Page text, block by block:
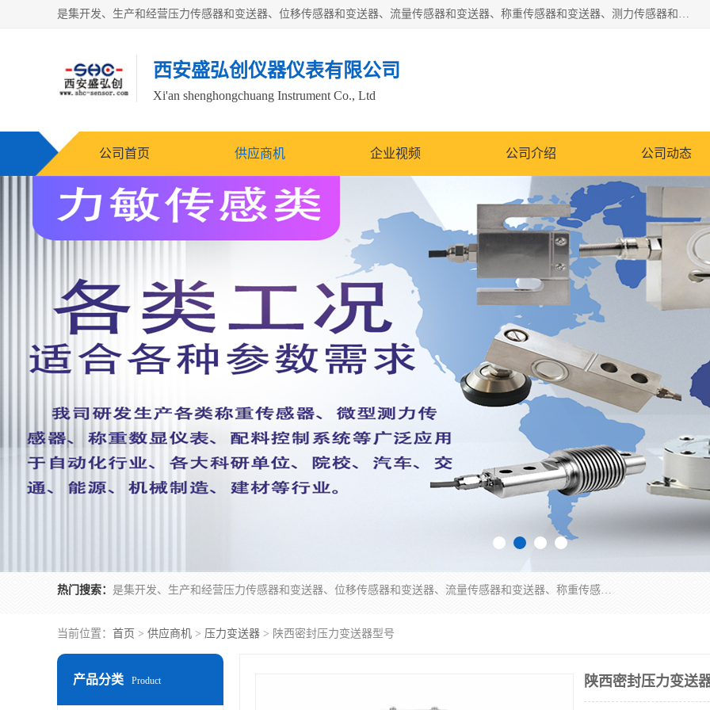
是集开发、生产和经营压力传感器和变送器、位移传感器和变送器、流量传感器和变送器、称重传感器和变送器、测力传感器和变送器、温湿度传感器和变送器、扭矩传感器、智能数显控制仪表等产品的化高新技术企业。
西安盛弘创仪器仪表有限公司
Xi'an shenghongchuang Instrument Co., Ltd
公司首页 供应商机 企业视频 公司介绍 公司动态
热门搜索： 是集开发、生产和经营压力传感器和变送器、位移传感器和变送器、流量传感器和变送器、称重传感器和变送器、测力传感器和变送器、温湿度传感器和变送器、扭矩传感器、智能数显控制仪表等产品的化高新技术企业。
当前位置： 首页 > 供应商机 > 压力变送器 > 陕西密封压力变送器型号
产品分类 Product 陕西密封压力变送